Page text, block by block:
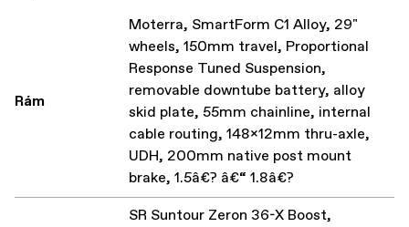
Rám
Moterra, SmartForm C1 Alloy, 29"
wheels, 150mm travel, Proportional
Response Tuned Suspension,
removable downtube battery, alloy
skid plate, 55mm chainline, internal
cable routing, 148x12mm thru-axle,
UDH, 200mm native post mount
brake, 1.5â€? â€“ 1.8â€?
SR Suntour Zeron 36-X Boost,